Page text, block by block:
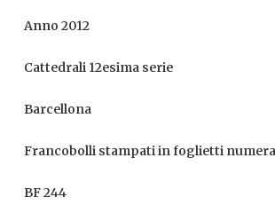
Anno 2012
Cattedrali 12esima serie
Barcellona
Francobolli stampati in foglietti
BF 244